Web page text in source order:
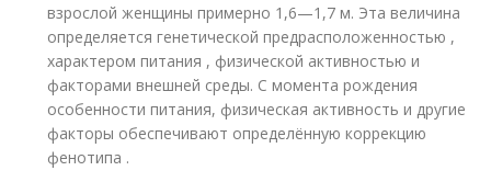
взрослой женщины примерно 1,6—1,7 м. Эта величина
определяется генетической предрасположенностью ,
характером питания , физической активностью и
факторами внешней среды. С момента рождения
особенности питания, физическая активность и другие
факторы обеспечивают определённую коррекцию
фенотипа .